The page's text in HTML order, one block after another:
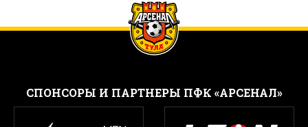
CПОНСОРЫ И ПАРТНЕРЫ ПФК «АРСЕНАЛ»